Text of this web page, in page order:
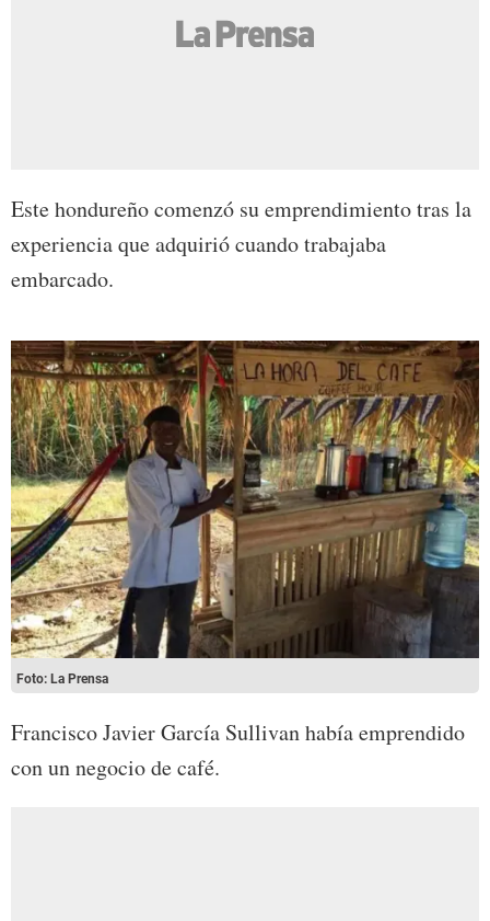
Este hondureño comenzó su emprendimiento tras la
experiencia que adquirió cuando trabajaba
embarcado.
Foto: La Prensa
Francisco Javier García Sullivan había emprendido
con un negocio de café.